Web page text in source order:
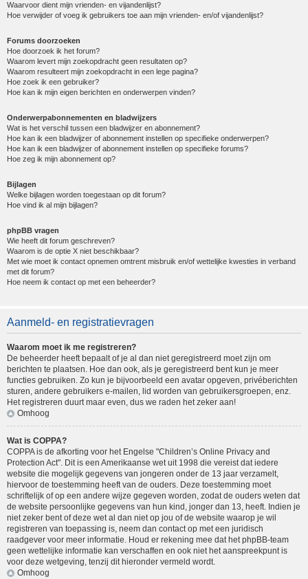
Waarvoor dient mijn vrienden- en vijandenlijst?
Hoe verwijder of voeg ik gebruikers toe aan mijn vrienden- en/of vijandenlijst?
Forums doorzoeken
Hoe doorzoek ik het forum?
Waarom levert mijn zoekopdracht geen resultaten op?
Waarom resulteert mijn zoekopdracht in een lege pagina?
Hoe zoek ik een gebruiker?
Hoe kan ik mijn eigen berichten en onderwerpen vinden?
Onderwerpabonnementen en bladwijzers
Wat is het verschil tussen een bladwijzer en abonnement?
Hoe kan ik een bladwijzer of abonnement instellen op specifieke onderwerpen?
Hoe kan ik een bladwijzer of abonnement instellen op specifieke forums?
Hoe zeg ik mijn abonnement op?
Bijlagen
Welke bijlagen worden toegestaan op dit forum?
Hoe vind ik al mijn bijlagen?
phpBB vragen
Wie heeft dit forum geschreven?
Waarom is de optie X niet beschikbaar?
Met wie moet ik contact opnemen omtrent misbruik en/of wettelijke kwesties in verband
met dit forum?
Hoe neem ik contact op met een beheerder?
Aanmeld- en registratievragen
Waarom moet ik me registreren?
De beheerder heeft bepaalt of je al dan niet geregistreerd moet zijn om
berichten te plaatsen. Hoe dan ook, als je geregistreerd bent kun je meer
functies gebruiken. Zo kun je bijvoorbeeld een avatar opgeven, privéberichten
sturen, andere gebruikers e-mailen, lid worden van gebruikersgroepen, enz.
Het registreren duurt maar even, dus we raden het zeker aan!
Omhoog
Wat is COPPA?
COPPA is de afkorting voor het Engelse "Children’s Online Privacy and
Protection Act". Dit is een Amerikaanse wet uit 1998 die vereist dat iedere
website die mogelijk gegevens van jongeren onder de 13 jaar verzamelt,
hiervoor de toestemming heeft van de ouders. Deze toestemming moet
schriftelijk of op een andere wijze gegeven worden, zodat de ouders weten dat
de website persoonlijke gegevens van hun kind, jonger dan 13, heeft. Indien je
niet zeker bent of deze wet al dan niet op jou of de website waarop je wil
registreren van toepassing is, neem dan contact op met een juridisch
raadgever voor meer informatie. Houd er rekening mee dat het phpBB-team
geen wettelijke informatie kan verschaffen en ook niet het aanspreekpunt is
voor deze wetgeving, tenzij dit hieronder vermeld wordt.
Omhoog